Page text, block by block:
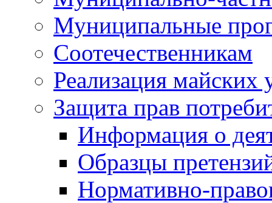
Муниципальные
Соотечественникам
Реализация майских
Защита прав
Информация о
Образцы
Нормативно-